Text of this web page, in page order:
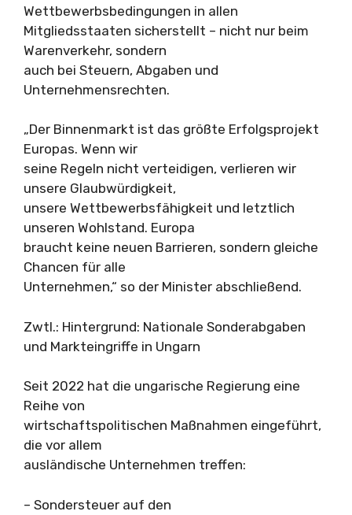
Wettbewerbsbedingungen in allen
Mitgliedsstaaten sicherstellt – nicht nur beim
Warenverkehr, sondern
auch bei Steuern, Abgaben und
Unternehmensrechten.
„Der Binnenmarkt ist das größte Erfolgsprojekt
Europas. Wenn wir
seine Regeln nicht verteidigen, verlieren wir
unsere Glaubwürdigkeit,
unsere Wettbewerbsfähigkeit und letztlich
unseren Wohlstand. Europa
braucht keine neuen Barrieren, sondern gleiche
Chancen für alle
Unternehmen,“ so der Minister abschließend.
Zwtl.: Hintergrund: Nationale Sonderabgaben
und Markteingriffe in Ungarn
Seit 2022 hat die ungarische Regierung eine
Reihe von
wirtschaftspolitischen Maßnahmen eingeführt,
die vor allem
ausländische Unternehmen treffen:
– Sondersteuer auf den